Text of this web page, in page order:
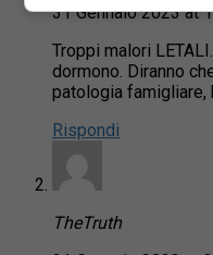
31 Gennaio 2023 at
Troppi malori
dormono. Diranno
patologia famigliare,
Rispondi
TheTruth